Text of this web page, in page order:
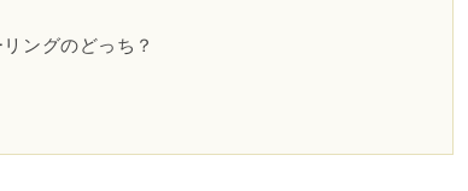
ングのどっち？